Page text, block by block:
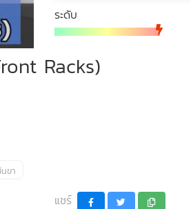
ระดับ
Racks)
ขา
แชร์